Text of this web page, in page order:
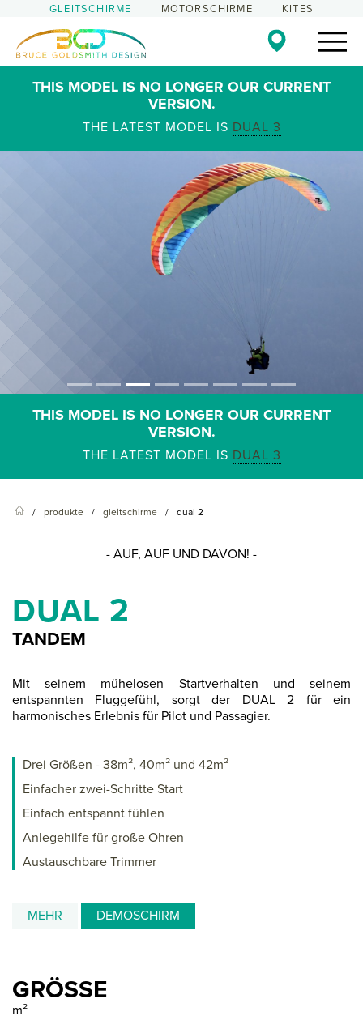
GLEITSCHIRME MOTORSCHIRME KITES
THIS MODEL IS NO LONGER OUR CURRENT
VERSION.
THE LATEST MODEL IS DUAL 3
THIS MODEL IS NO LONGER OUR CURRENT
VERSION.
THE LATEST MODEL IS DUAL 3
produkte gleitschirme dual 2
- AUF, AUF UND DAVON! -
DUAL 2
TANDEM
Mit seinem mühelosen Startverhalten und seinem
entspannten Fluggefühl, sorgt der DUAL 2 für ein
harmonisches Erlebnis für Pilot und Passagier.
Drei Größen - 38m², 40m² und 42m²
Einfacher zwei-Schritte Start
Einfach entspannt fühlen
Anlegehilfe für große Ohren
Austauschbare Trimmer
MEHR DEMOSCHIRM
GRÖSSE
m²